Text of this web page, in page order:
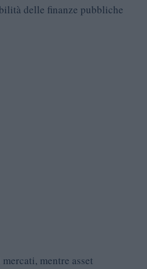
delle finanze pubbliche
mentre asset